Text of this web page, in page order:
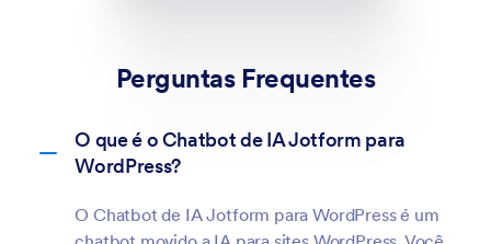
Perguntas Frequentes
O que é o Chatbot de IA Jotform para
WordPress?
O Chatbot de IA Jotform para WordPress é um